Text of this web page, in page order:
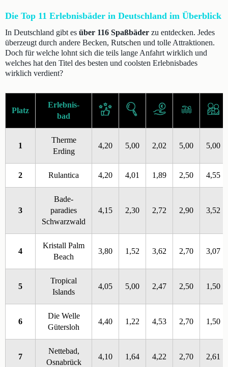
Die Top 11 Erlebnisbäder in Deutschland im Überblick
In Deutschland gibt es über 116 Spaßbäder zu entdecken. Jedes
überzeugt durch andere Becken, Rutschen und tolle Attraktionen.
Doch für welche lohnt sich die teils lange Anfahrt wirklich und
welches hat den Titel des besten und coolsten Erlebnisbades
wirklich verdient?
Platz
Erlebnis-
bad
1
Therme
Erding
4,20 5,00 2,02 5,00 5,00
2 Rulantica 4,20 4,01 1,89 2,50 4,55
3
Bade-
paradies
Schwarzwald
4,15 2,30 2,72 2,90 3,52
4
Kristall Palm
Beach
3,80 1,52 3,62 2,70 3,07
5
Tropical
Islands
4,05 5,00 2,47 2,50 1,50
6
Die Welle
Gütersloh
4,40 1,22 4,53 2,70 1,50
7
Nettebad,
Osnabrück
4,10 1,64 4,22 2,70 2,61